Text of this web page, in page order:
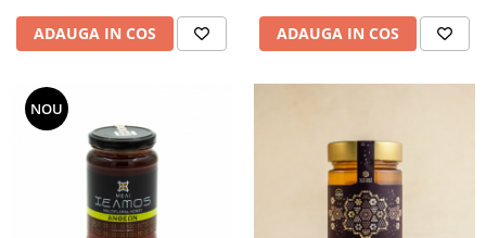
ADAUGA IN COS ADAUGA IN COS
NOU